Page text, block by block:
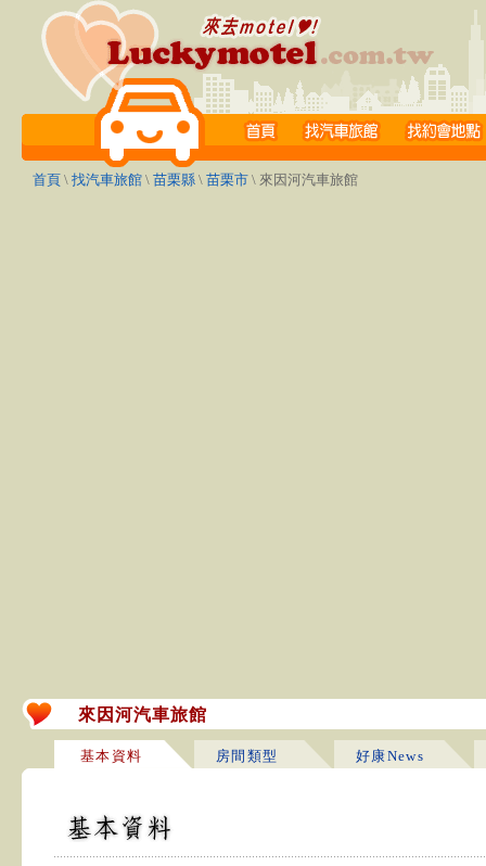
首頁 \ 找汽車旅館 \ 苗栗縣 \ 苗栗市 \ 來因河汽車旅館
來因河汽車旅館
基本資料 房間類型 好康News